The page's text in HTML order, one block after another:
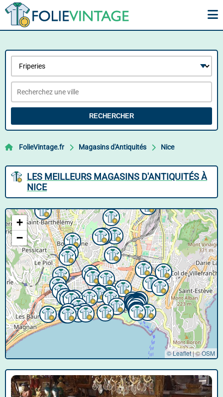
RECHERCHER
FolieVintage.fr Magasins d'Antiquités Nice
LES MEILLEURS MAGASINS D'ANTIQUITÉS À
NICE
+
−
© Leaflet|©OSM